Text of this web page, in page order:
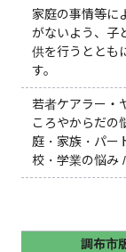
家庭の事情等に
がないよう、子
供を行うととも
す。
若者ケアラー・
ころやからだの
庭・家族・パー
校・学業の悩み
調布市